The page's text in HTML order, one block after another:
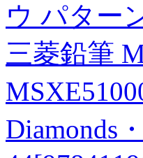
ウ パター
三菱鉛筆
Diamonds